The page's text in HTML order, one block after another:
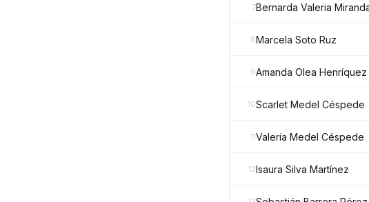
7Bernarda Valeria
8Marcela Soto Ruz
9Amanda Olea Henríquez
10Scarlet Medel Céspede
11Valeria Medel Céspede
12Isaura Silva Martínez